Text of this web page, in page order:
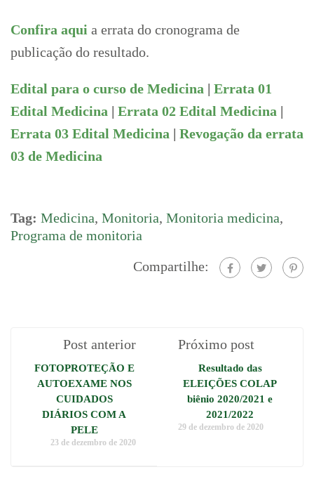
Confira aqui a errata do cronograma de
publicação do resultado.
Edital para o curso de Medicina | Errata 01
Edital Medicina | Errata 02 Edital Medicina |
Errata 03 Edital Medicina | Revogação da errata
03 de Medicina
Tag: Medicina, Monitoria, Monitoria medicina,
Programa de monitoria
Compartilhe:
Post anterior
FOTOPROTEÇÃO E
AUTOEXAME NOS
CUIDADOS
DIÁRIOS COM A
PELE
23 de dezembro de 2020
Próximo post
Resultado das
ELEIÇÕES COLAP
biênio 2020/2021 e
2021/2022
29 de dezembro de 2020